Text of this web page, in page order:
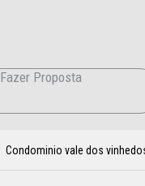
Fazer Proposta
Condominio vale dos